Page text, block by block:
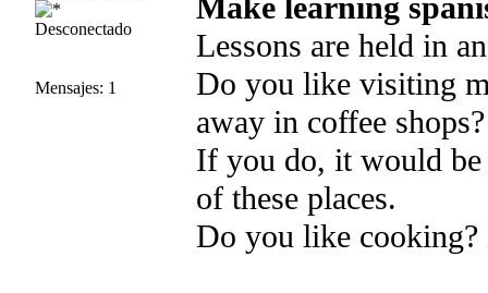
Desconectado
Mensajes: 1
Make learning
Lessons are held in
Do you like visiting
away in coffee shops?
If you do, it would be
of these places.
Do you like cooking?